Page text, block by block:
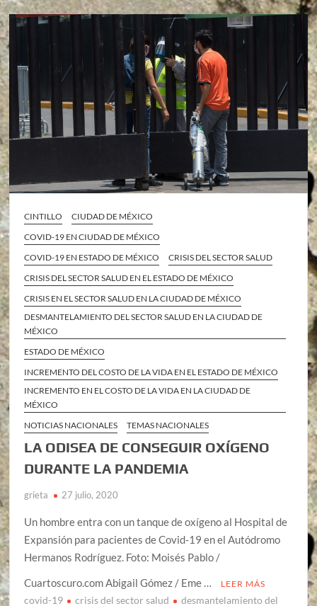
CINTILLO
CIUDAD DE MÉXICO
COVID-19 EN CIUDAD DE MÉXICO
COVID-19 EN ESTADO DE MÉXICO
CRISIS DEL SECTOR SALUD
CRISIS DEL SECTOR SALUD EN EL ESTADO DE MÉXICO
CRISIS EN EL SECTOR SALUD EN LA CIUDAD DE MÉXICO
DESMANTELAMIENTO DEL SECTOR SALUD EN LA CIUDAD DE
MÉXICO
ESTADO DE MÉXICO
INCREMENTO DEL COSTO DE LA VIDA EN EL ESTADO DE MÉXICO
INCREMENTO EN EL COSTO DE LA VIDA EN LA CIUDAD DE
MÉXICO
NOTICIAS NACIONALES
TEMAS NACIONALES
LA ODISEA DE CONSEGUIR OXÍGENO
DURANTE LA PANDEMIA
grieta 27 julio, 2020
Un hombre entra con un tanque de oxígeno al Hospital de
Expansión para pacientes de Covid-19 en el Autódromo
Hermanos Rodríguez. Foto: Moisés Pablo /
Cuartoscuro.com Abigail Gómez / Eme …
LEER MÁS
covid-19 crisis del sector salud
desmantelamiento del